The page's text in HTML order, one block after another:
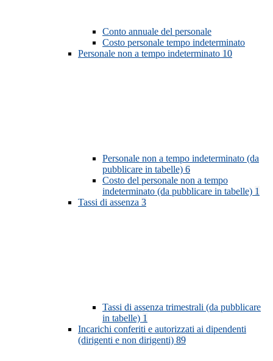
Conto annuale del personale
Costo personale tempo indeterminato
Personale non a tempo indeterminato 10
Personale non a tempo indeterminato (da
pubblicare in tabelle) 6
Costo del personale non a tempo
indeterminato (da pubblicare in tabelle) 1
Tassi di assenza 3
Tassi di assenza trimestrali (da pubblicare
in tabelle) 1
Incarichi conferiti e autorizzati ai dipendenti
(dirigenti e non dirigenti) 89